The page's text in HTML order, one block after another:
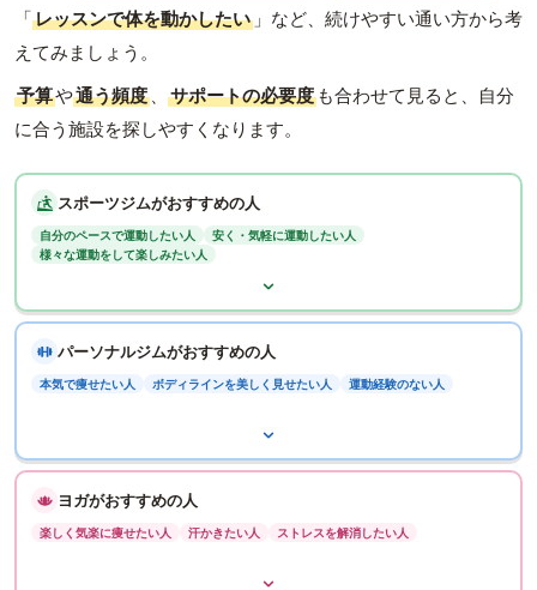
「レッスンで体を動かしたい 」など、続けやすい通い方から考
えてみましょう。
予算や通う頻度 、 サポートの必要度 も合わせて見ると、自分
に合う施設を探しやすくなります。
スポーツジムがおすすめの人
自分のペースで運動したい人
安く・気軽に運動したい人
様々な運動をして楽しみたい人
パーソナルジムがおすすめの人
本気で痩せたい人 ボディラインを美しく見せたい人 運動経験のない人
ヨガがおすすめの人
楽しく気楽に痩せたい人 汗かきたい人 ストレスを解消したい人